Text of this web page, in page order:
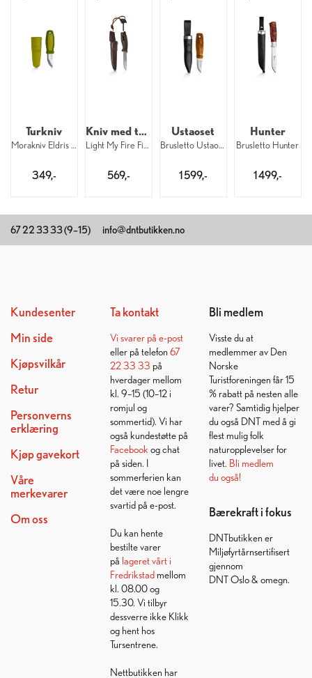
Turkniv
Morakniv Eldris Green
349,-
Kniv med tennstål
Light My Fire FireKnife BIO CocoShell
569,-
Ustaoset
Brusletto Ustaoset
1 599,-
Hunter
Brusletto Hunter
1 499,-
67 22 33 33 (9–15) info@dntbutikken.no
Kundesenter
Min side
Kjøpsvilkår
Retur
Personverns
erklæring
Kjøp gavekort
Våre
merkevarer
Om oss
Ta kontakt
Vi svarer på e-post
eller på telefon 67
22 33 33 på
hverdager mellom
kl. 9–15 (10–12 i
romjul og
sommertid). Vi har
også kundestøtte på
Facebook og chat
på siden. I
sommerferien kan
det være noe lengre
svartid på e-post.
Du kan hente
bestilte varer
på lageret vårt i
Fredrikstadmellom
kl. 08.00 og
15.30. Vi tilbyr
dessverre ikke Klikk
og hent hos
Tursentrene.
Nettbutikken har
Bli medlem
Visste du at
medlemmer av Den
Norske
Turistforeningen får 15
% rabatt på nesten alle
varer? Samtidig hjelper
du også DNT med å gi
flest mulig folk
naturopplevelser for
livet. Bli medlem
du også!
Bærekraft i fokus
DNTbutikken er
Miljøfyrtårnsertifisert
gjennom
DNT Oslo & omegn.